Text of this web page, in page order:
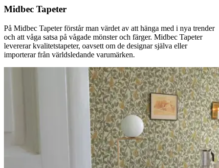
Midbec Tapeter
På Midbec Tapeter förstår man värdet av att hänga med i nya trender
och att våga satsa på vågade mönster och färger. Midbec Tapeter
levererar kvalitetstapeter, oavsett om de designar själva eller
importerar från världsledande varumärken.